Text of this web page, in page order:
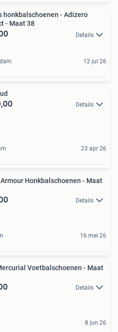
honkbalschoenen - Adizero
- Maat 38
Details
12 jul 26
Details
23 apr 26
Honkbalschoenen - Maat
Details
16 mei 26
Voetbalschoenen - Maat
Details
8 jun 26